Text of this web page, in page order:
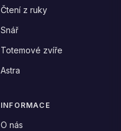
Čtení z ruky
Snář
Totemové zvíře
Astra
INFORMACE
O nás